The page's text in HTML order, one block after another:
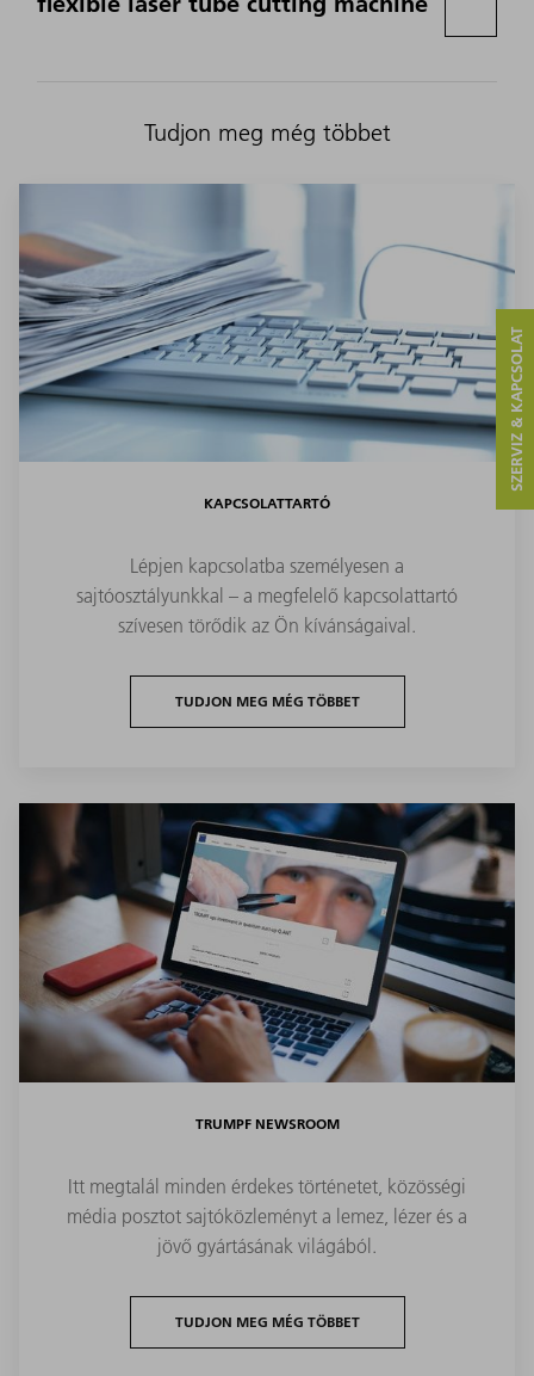
Tudjon meg még többet
KAPCSOLATTARTÓ
Lépjen kapcsolatba személyesen a
sajtóosztályunkkal – a megfelelő kapcsolattartó
szívesen törődik az Ön kívánságaival.
TUDJON MEG MÉG TÖBBET
TRUMPF NEWSROOM
Itt megtalál minden érdekes történetet, közösségi
média posztot sajtóközleményt a lemez, lézer és a
jövő gyártásának világából.
TUDJON MEG MÉG TÖBBET
SZERVIZ & KAPCSOLAT